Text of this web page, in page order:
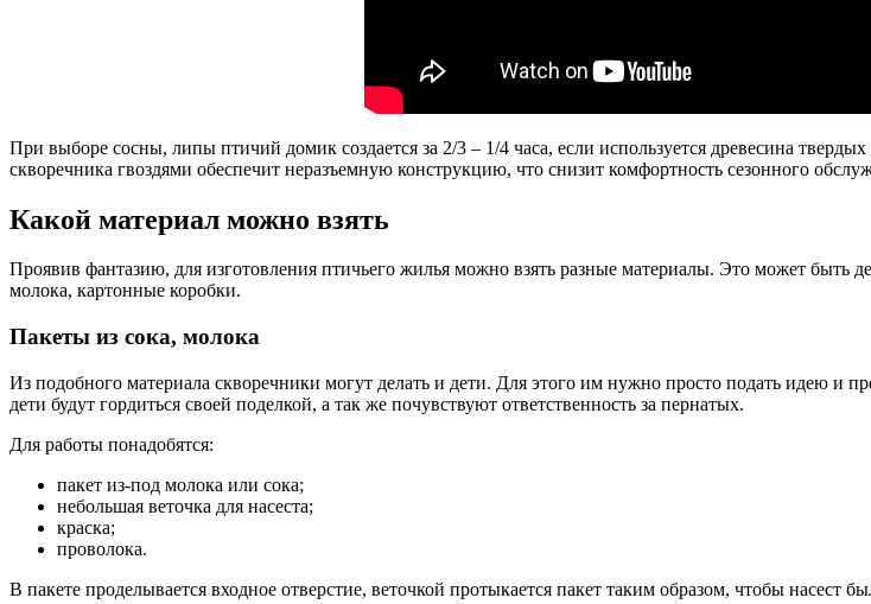
При выборе сосны, липы птичий домик создается за 2/3 – 1/4 часа, если используется древесина
скворечника гвоздями обеспечит неразъемную конструкцию, что снизит комфортность сезонного
Какой материал можно взять
Проявив фантазию, для изготовления птичьего жилья можно взять разные материалы. Это может быть
молока, картонные коробки.
Пакеты из сока, молока
Из подобного материала скворечники могут делать и дети. Для этого им нужно просто подать идею и
дети будут гордиться своей поделкой, а так же почувствуют ответственность за пернатых.
Для работы понадобятся:
пакет из-под молока или сока;
небольшая веточка для насеста;
краска;
проволока.
В пакете проделывается входное отверстие, веточкой протыкается пакет таким образом, чтобы насест